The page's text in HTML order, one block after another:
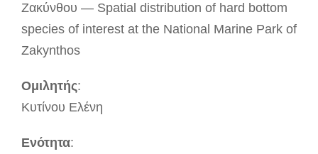
Ζακύνθου — Spatial distribution of hard bottom
species of interest at the National Marine Park of
Zakynthos
Ομιλητής:
Κυτίνου Ελένη
Ενότητα: